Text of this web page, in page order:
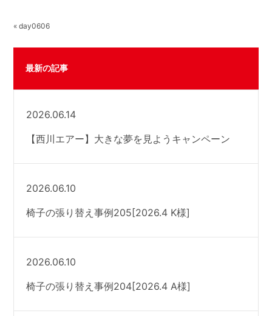
« day0606
最新の記事
2026.06.14
【西川エアー】大きな夢を見ようキャンペーン
2026.06.10
椅子の張り替え事例205[2026.4 K様]
2026.06.10
椅子の張り替え事例204[2026.4 A様]